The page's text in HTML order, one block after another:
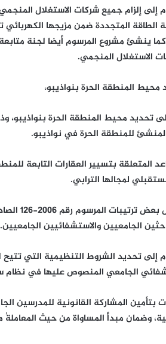
إلزام جميع شركات الاستغلال المنجمي
غاية سنة 2030. كما ينشئ مشروع المرسوم أيضا
الاستغلال المنجمي.
المنطقة الحرة بنواذيبو،
المتعلقة بتسيير العقارات التابعة
لمجالها الترابي.
الجامعيين والاستشفائيين الجامعيين.
تحديد الشروط التنظيمية التي تتيح
الجامعي المنصوص عليها في نظام
المشاركة القانونية للمدرسين
وضمان مبدأ المساواة من حيث المعاملةُ